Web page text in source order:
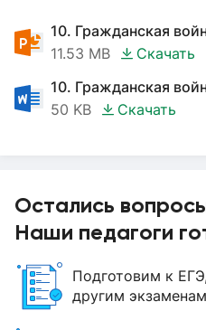
10. Гражданская
11.53 MB
Скачать
10. Гражданская
50 KB
Скачать
Остались
Наши педагоги
Подготовим к
другим экзаменам